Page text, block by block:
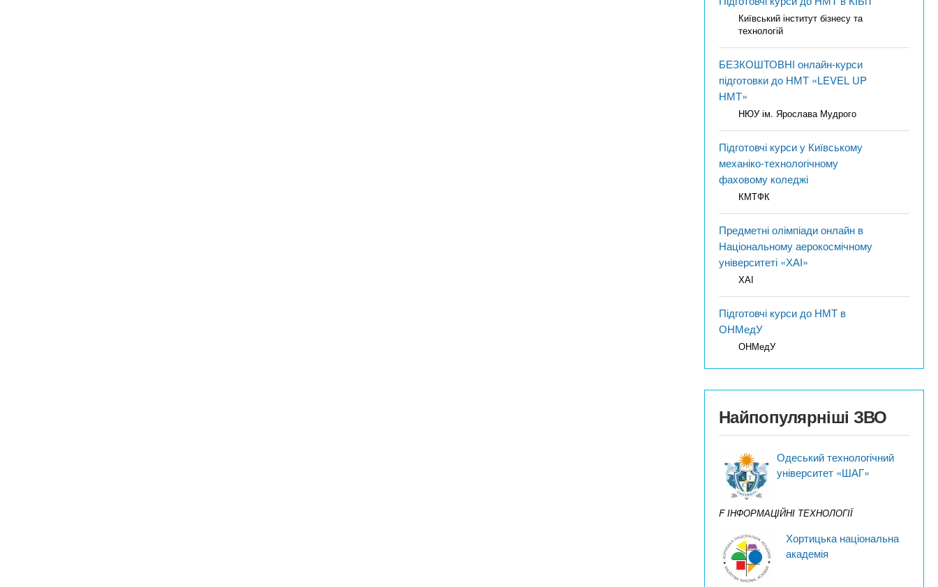
Київський інститут бізнесу та
технологій
БЕЗКОШТОВНІ онлайн-курси
підготовки до НМТ «LEVEL UP
НМТ»
НЮУ ім. Ярослава Мудрого
Підготовчі курси у Київському
механіко-технологічному
фаховому коледжі
КМТФК
Предметні олімпіади онлайн в
Національному аерокосмічному
університеті «ХАІ»
ХАІ
Підготовчі курси до НМТ в
ОНМедУ
ОНМедУ
Найпопулярніші ЗВО
Одеський технологічний
університет «ШАГ»
F ІНФОРМАЦІЙНІ ТЕХНОЛОГІЇ
Хортицька національна
академія